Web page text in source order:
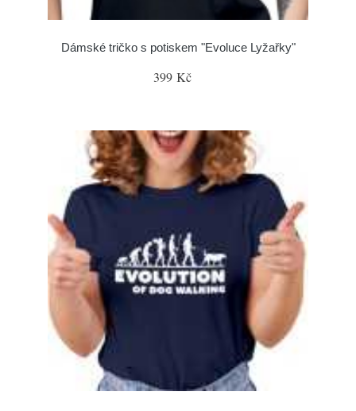
Dámské tričko s potiskem "Evoluce Lyžařky"
399 Kč